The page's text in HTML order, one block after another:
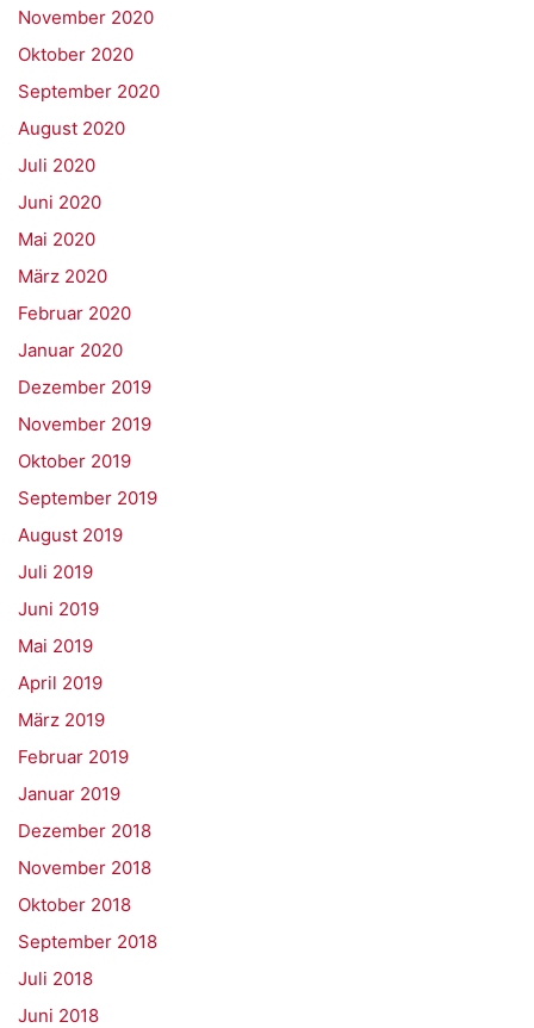
November 2020
Oktober 2020
September 2020
August 2020
Juli 2020
Juni 2020
Mai 2020
März 2020
Februar 2020
Januar 2020
Dezember 2019
November 2019
Oktober 2019
September 2019
August 2019
Juli 2019
Juni 2019
Mai 2019
April 2019
März 2019
Februar 2019
Januar 2019
Dezember 2018
November 2018
Oktober 2018
September 2018
Juli 2018
Juni 2018